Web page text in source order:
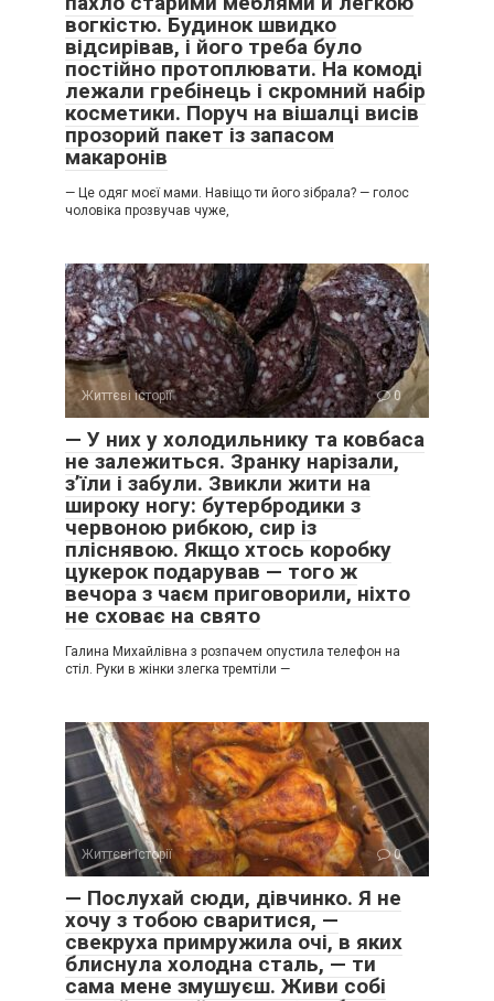
вогкістю. Будинок швидко
відсирівав, і його треба було
постійно протоплювати. На комоді
лежали гребінець і скромний набір
косметики. Поруч на вішалці висів
прозорий пакет із запасом
макаронів
— Це одяг моєї мами. Навіщо ти його зібрала? — голос
чоловіка прозвучав чуже,
Життєві історії 0
— У них у холодильнику та ковбаса
не залежиться. Зранку нарізали,
з’їли і забули. Звикли жити на
широку ногу: бутербродики з
червоною рибкою, сир із
пліснявою. Якщо хтось коробку
цукерок подарував — того ж
вечора з чаєм приговорили, ніхто
не сховає на свято
Галина Михайлівна з розпачем опустила телефон на
стіл. Руки в жінки злегка тремтіли —
Життєві історії 0
— Послухай сюди, дівчинко. Я не
хочу з тобою сваритися, —
свекруха примружила очі, в яких
блиснула холодна сталь, — ти
сама мене змушуєш. Живи собі